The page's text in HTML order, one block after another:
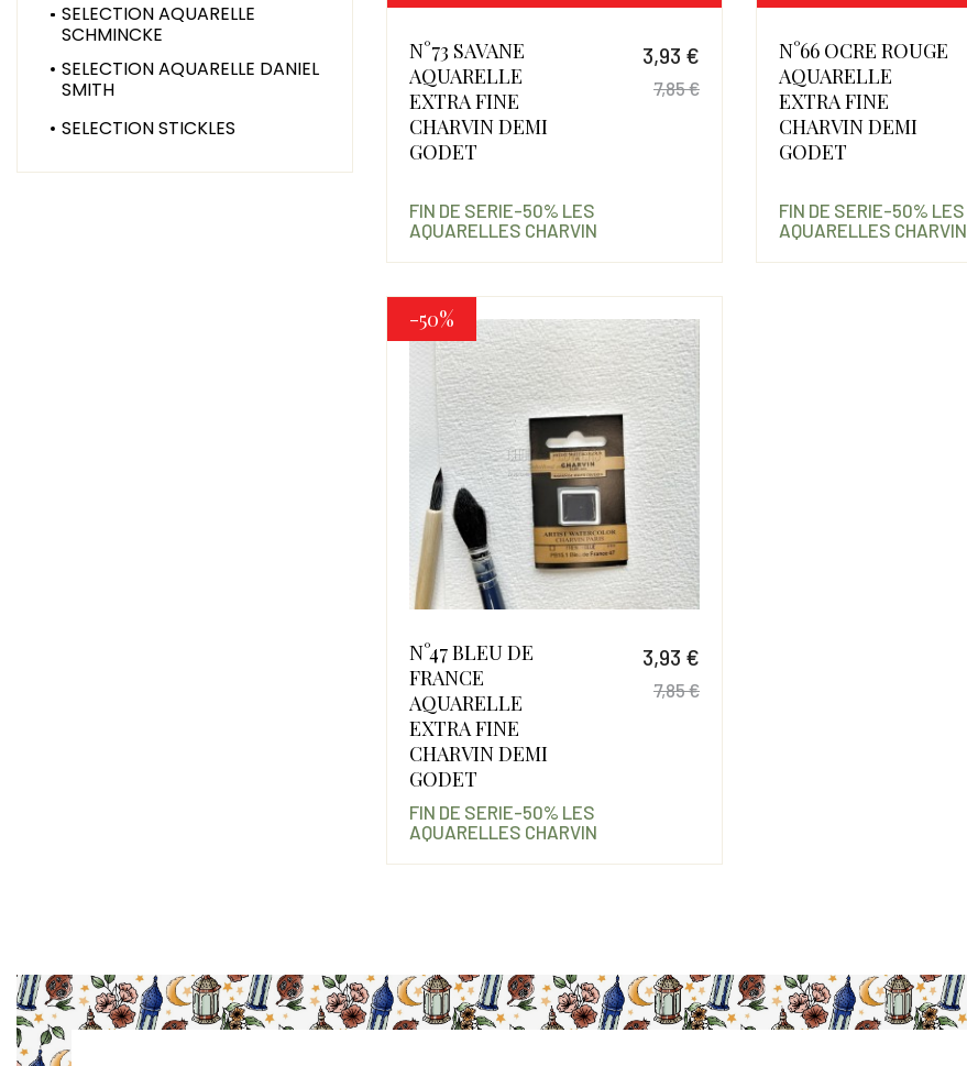
SELECTION AQUARELLE
SCHMINCKE
SELECTION AQUARELLE DANIEL
SMITH
SELECTION STICKLES
N°73 SAVANE
AQUARELLE
EXTRA FINE
CHARVIN DEMI
GODET
3,93 €
Prix de base
7,85 €
FIN DE SERIE-50% LES
AQUARELLES CHARVIN
N°66 OCRE ROUGE
AQUARELLE
EXTRA FINE
CHARVIN DEMI
GODET
FIN DE SERIE-50% LES
AQUARELLES CHARVIN
-50%
N°47 BLEU DE
FRANCE
AQUARELLE
EXTRA FINE
CHARVIN DEMI
GODET
3,93 €
7,85 €
FIN DE SERIE-50% LES
AQUARELLES CHARVIN